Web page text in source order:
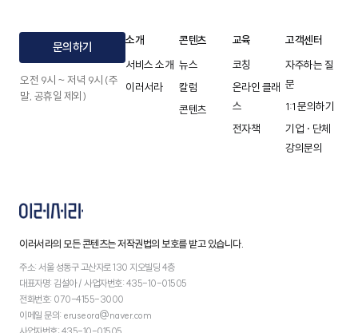
문의하기
오전 9시 ~ 저녁 9시 (주
말, 공휴일 제외)
소개
서비스 소개
이러서라
콘텐츠
뉴스
칼럼
콘텐츠
교육
코칭
온라인 클래
스
전자책
고객센터
자주하는 질
문
1:1 문의하기
기업 · 단체
강의문의
이러서라의 모든 콘텐츠는 저작권법의 보호를 받고 있습니다.
주소: 서울 성동구 고산자로 130 지오빌딩 4층
대표자명: 김설아 / 사업자번호: 435-10-01505
전화번호: 070-4155-3000
이메일 문의: eruseora@naver.com